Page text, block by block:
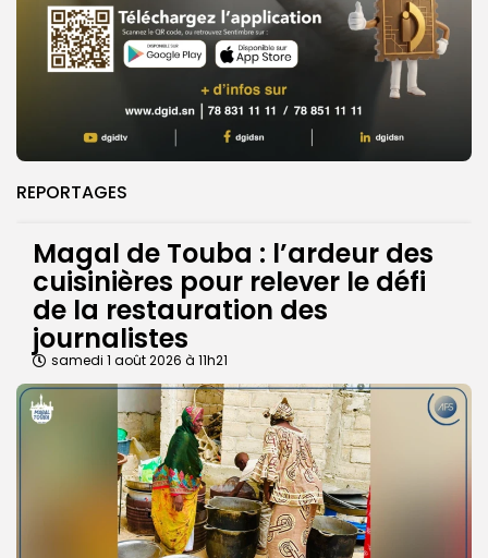
REPORTAGES
Magal de Touba : l’ardeur des
cuisinières pour relever le défi
de la restauration des
journalistes
samedi 1 août 2026 à 11h21